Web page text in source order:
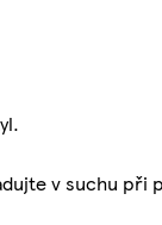
v suchu